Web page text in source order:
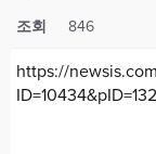
조회 846
https://